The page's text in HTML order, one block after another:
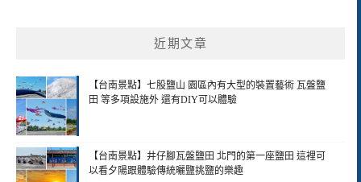
近期文章
【台南景點】七股鹽山 園區內有大型的裝置藝術 瓦盤鹽
田 等多項設施外 還有DIY可以體驗
【台南景點】井仔腳瓦盤鹽田 北門的第一座鹽田 這裡可
以看夕陽跟體驗傳統曬鹽挑鹽的樂趣